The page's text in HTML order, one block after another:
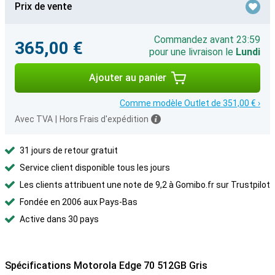
Prix de vente
365,00 €
Commandez avant 23:59
pour une livraison le Lundi
Ajouter au panier
Comme modèle Outlet de 351,00 € ›
Avec TVA
Hors Frais d'expédition
31 jours de retour gratuit
Service client disponible tous les jours
Les clients attribuent une note de 9,2 à Gomibo.fr sur Trustpilot
Fondée en 2006 aux Pays-Bas
Active dans 30 pays
Spécifications Motorola Edge 70 512GB Gris